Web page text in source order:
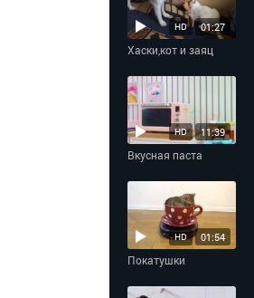
01:27
HD
Хаски,кот и заяц
11:39
HD
Вкусная паста
01:54
HD
Покатушки